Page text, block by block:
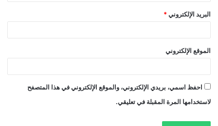
البريد الإلكتروني *
الموقع الإلكتروني
احفظ اسمي، بريدي الإلكتروني، والموقع الإلكتروني في هذا المتصفح
لاستخدامها المرة المقبلة في تعليقي.